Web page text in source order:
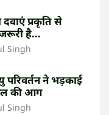
प्रकृति से
है
Singh
परिवर्तन ने भड़काई
की आग
Singh